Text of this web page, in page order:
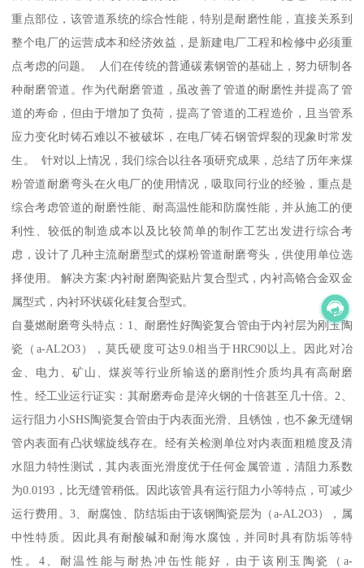
重点部位，该管道系统的综合性能，特别是耐磨性能，直接关系到
整个电厂的运营成本和经济效益，是新建电厂工程和检修中必须重
点考虑的问题。 人们在传统的普通碳素钢管的基础上，努力研制各
种耐磨管道。作为代耐磨管道，虽改善了管道的耐磨性并提高了管
道的寿命，但由于增加了负荷，提高了管道的工程造价，且当管系
应力变化时铸石难以不被破坏，在电厂铸石钢管焊裂的现象时常发
生。 针对以上情况，我们综合以往各项研究成果，总结了历年来煤
粉管道耐磨弯头在火电厂的使用情况，吸取同行业的经验，重点是
综合考虑管道的耐磨性能、耐高温性能和防腐性能，并从施工的便
利性、较低的制造成本以及比较简单的制作工艺出发进行综合考
虑，设计了几种主流耐磨型式的煤粉管道耐磨弯头，供使用单位选
择使用。 解决方案:内衬耐磨陶瓷贴片复合型式，内衬高铬合金双金
属型式，内衬环状碳化硅复合型式。
自蔓燃耐磨弯头特点：1、耐磨性好陶瓷复合管由于内衬层为刚玉陶
瓷（a-AL2O3），莫氏硬度可达9.0相当于HRC90以上。因此对冶
金、电力、矿山、煤炭等行业所输送的磨削性介质均具有高耐磨
性。经工业运行证实：其耐磨寿命是淬火钢的十倍甚至几十倍。2、
运行阻力小SHS陶瓷复合管由于内表面光滑、且锈蚀，也不象无缝钢
管内表面有凸状螺旋线存在。经有关检测单位对内表面粗糙度及清
水阻力特性测试，其内表面光滑度优于任何金属管道，清阻力系数
为0.0193，比无缝管稍低。因此该管具有运行阻力小等特点，可减少
运行费用。3、耐腐蚀、防结垢由于该钢陶瓷层为（a-AL2O3），属
中性特质。因此具有耐酸碱和耐海水腐蚀，并同时具有防垢等特
性。4、耐温性能与耐热冲缶性能好，由于该刚玉陶瓷（a-